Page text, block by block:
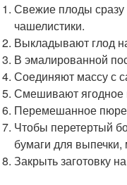
Свежие плоды сразу
чашелистики.
Выкладывают глод
В эмалированной
Соединяют массу с
Смешивают ягодное
Перемешанное пюре
Чтобы перетертый
бумаги для
Закрыть заготовку